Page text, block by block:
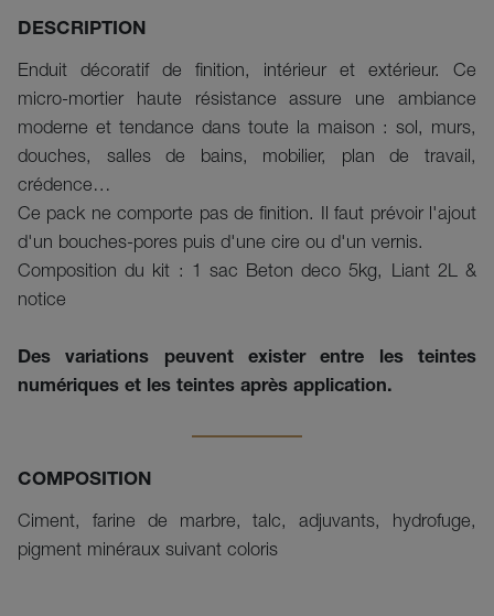
DESCRIPTION
Enduit décoratif de finition, intérieur et extérieur. Ce
micro-mortier haute résistance assure une ambiance
moderne et tendance dans toute la maison : sol, murs,
douches, salles de bains, mobilier, plan de travail,
crédence…
Ce pack ne comporte pas de finition. Il faut prévoir l'ajout
d'un bouches-pores puis d'une cire ou d'un vernis.
Composition du kit : 1 sac Beton deco 5kg, Liant 2L &
notice
Des variations peuvent exister entre les teintes
numériques et les teintes après application.
COMPOSITION
Ciment, farine de marbre, talc, adjuvants, hydrofuge,
pigment minéraux suivant coloris